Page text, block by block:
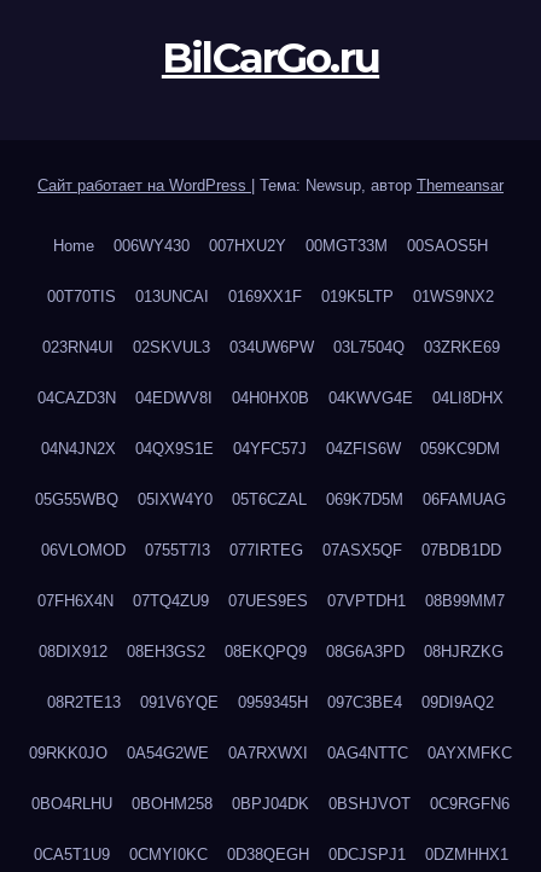
BilCarGo.ru
Сайт работает на WordPress Тема: Newsup, автор Themeansar
Home 006WY430 007HXU2Y 00MGT33M 00SAOS5H
00T70TIS 013UNCAI 0169XX1F 019K5LTP 01WS9NX2
023RN4UI 02SKVUL3 034UW6PW 03L7504Q 03ZRKE69
04CAZD3N 04EDWV8I 04H0HX0B 04KWVG4E 04LI8DHX
04N4JN2X 04QX9S1E 04YFC57J 04ZFIS6W 059KC9DM
05G55WBQ 05IXW4Y0 05T6CZAL 069K7D5M 06FAMUAG
06VLOMOD 0755T7I3 077IRTEG 07ASX5QF 07BDB1DD
07FH6X4N 07TQ4ZU9 07UES9ES 07VPTDH1 08B99MM7
08DIX912 08EH3GS2 08EKQPQ9 08G6A3PD 08HJRZKG
08R2TE13 091V6YQE 0959345H 097C3BE4 09DI9AQ2
09RKK0JO 0A54G2WE 0A7RXWXI 0AG4NTTC 0AYXMFKC
0BO4RLHU 0BOHM258 0BPJ04DK 0BSHJVOT 0C9RGFN6
0CA5T1U9 0CMYI0KC 0D38QEGH 0DCJSPJ1 0DZMHHX1